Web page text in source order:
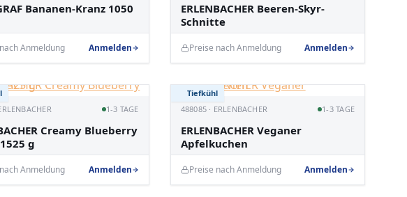
Bananen-Kranz 1050
Anmeldung Anmelden
ERLENBACHER Beeren-Skyr-
Schnitte
Preise nach Anmeldung Anmelden
1-3 TAGE
Creamy Blueberry
g
Anmeldung Anmelden
Tiefkühl
488085 · ERLENBACHER
1-3 TAGE
ERLENBACHER Veganer
Apfelkuchen
Preise nach Anmeldung Anmelden